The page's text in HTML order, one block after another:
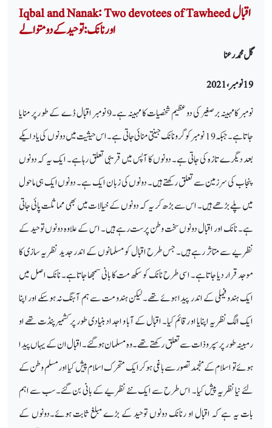
Iqbal and Nanak: Two devotees of Tawheed اقبال
اور نانک: توحید کے دو متوالے
گل محمد رعنا
19 نومبر،2021
نومبر کامہینہ برصغیر کی دو عظیم شخصیات کا مہینہ ہے۔9 نومبر اقبال ڈے کے طو رپر منایا
جاتاہے۔ جبکہ 19 نومبر کو گرونانک جینتی منائی جاتی ہے۔ اس حیثیت میں دونوں کی یاد ایکے
بعد دیگرے تازہ کی جاتی ہے۔ دونوں کا آپس میں قریبی تعلق رہاہے۔ ایک یہ کہ دونوں
پنجاب کی سرزمین سے تعلق رکھتے ہیں۔ دونوں کی زبان ایک ہے۔ دونوں ایک ہی ماحول
میں پلے بڑھے ہیں۔ اس سے بڑھ کر یہ کہ دونوں کے خیالات میں بھی مماثلت پائی جاتی
ہے۔ نانک اور اقبال دونوں سخت وطن پرست رہے ہیں۔ اس کے علاوہ دونوں توحید کے
نظریے سے متاثر رہے ہیں۔ جس طرح اقبال کو مسلمانوں کے اندر جدید نظریہ سازی کا
موجد قرار دیا جاتاہے۔ اسی طرح نانک کو سکھ مت کا بانی سمجھا جاتاہے۔ نانک اصل میں
ایک ہندو فیملی کے اندر پیدا ہوئے تھے۔ لیکن ہندو مت سے ہم آہنگ نہ ہوسکے اور اپنا
ایک الگ نظریہ اپنایا او رقائم کیا۔ اقبال کے آبا و اجداد بنیادی طور پر کشمیر پنڈت تھے او
رمبینہ طور پر سپروذات سے تعلق رکھتے تھے۔ وہ مسلمان ہوگئے۔اقبال ان کے یہاں پیدا
ہوئے تو اسلام کے منجمد تصور سے باغی ہوکر ایک متحرک اسلام پیش کیا اور مسلم وطن کے
لئے نیا نظریہ پیش کیا۔ اس طرح سے ایک نئے نظریے کے بانی بن گئے۔ سب سے اہم
بات یہ ہے کہ اقبال او رنانک دونوں توحید کے بڑے مبلغ ثابت ہوئے۔دونوں کے